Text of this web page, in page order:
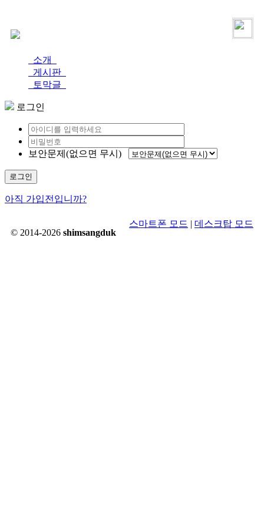
소개
게시판
토막글
로그인
보안문제(없으면 무시)
로그인
아직 가입전입니까?
© 2014-2026 shimsangduk
스마트폰 모드 | 데스크탑 모드